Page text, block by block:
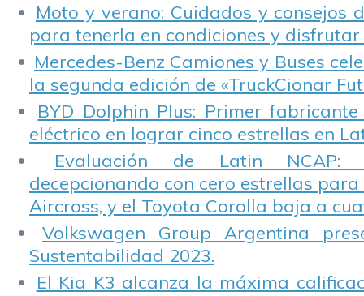
Moto y verano: Cuidados y consejos
para tenerla en condiciones y disfrutar
Mercedes-Benz Camiones y Buses
la segunda edición de «TruckCionar
BYD Dolphin Plus: Primer
eléctrico en lograr cinco estrellas en
Evaluación de Latin NCAP:
decepcionando con cero estrellas para
Aircross, y el Toyota Corolla baja a
Volkswagen Group Argentina
Sustentabilidad 2023.
El Kia K3 alcanza la máxima